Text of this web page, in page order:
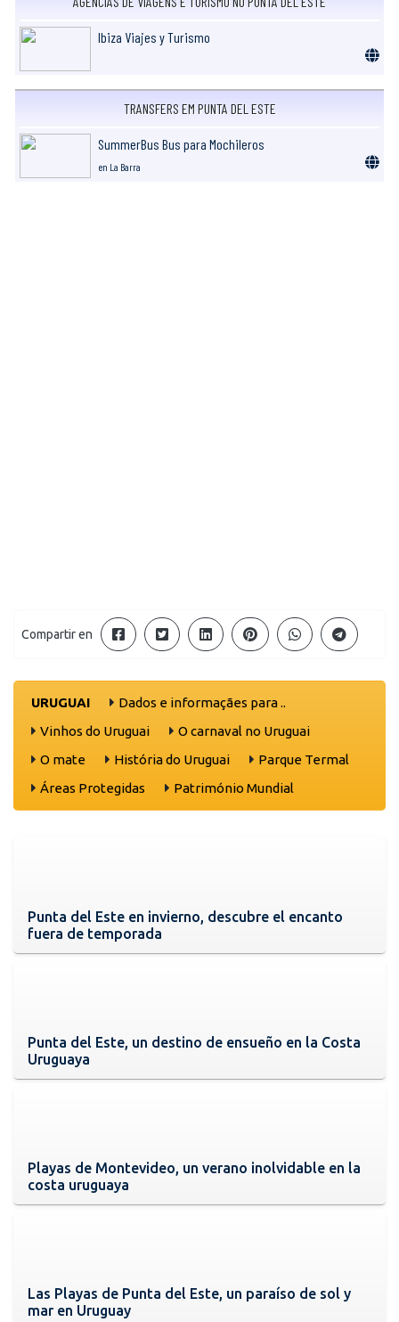
Ibiza Viajes y Turismo
TRANSFERS EM PUNTA DEL ESTE
SummerBus Bus para Mochileros
en La Barra
Compartir en
URUGUAI
Dados e informaçães para ..
Vinhos do Uruguai
O carnaval no Uruguai
O mate
História do Uruguai
Parque Termal
Áreas Protegidas
Património Mundial
Punta del Este en invierno, descubre el encanto
fuera de temporada
Punta del Este, un destino de ensueño en la Costa
Uruguaya
Playas de Montevideo, un verano inolvidable en la
costa uruguaya
Las Playas de Punta del Este, un paraíso de sol y
mar en Uruguay